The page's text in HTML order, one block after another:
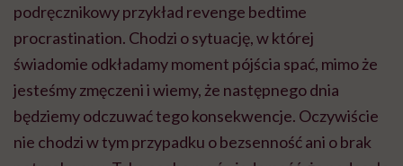
podręcznikowy przykład revenge bedtime
procrastination. Chodzi o sytuację, w której
świadomie odkładamy moment pójścia spać, mimo że
jesteśmy zmęczeni i wiemy, że następnego dnia
będziemy odczuwać tego konsekwencje. Oczywiście
nie chodzi w tym przypadku o bezsenność ani o brak